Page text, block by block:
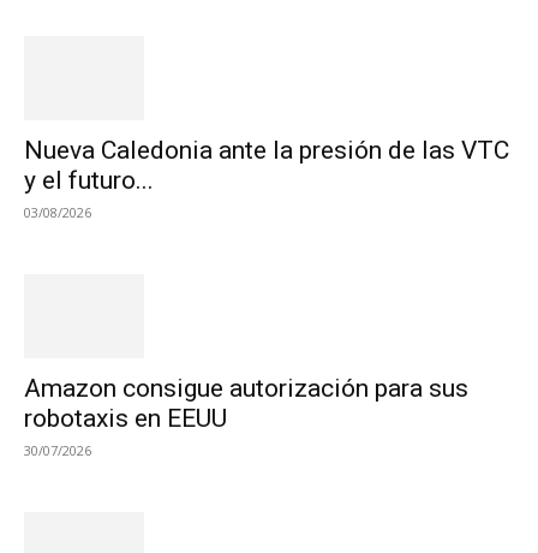
Nueva Caledonia ante la presión de las VTC
y el futuro...
03/08/2026
Amazon consigue autorización para sus
robotaxis en EEUU
30/07/2026